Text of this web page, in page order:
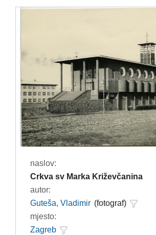
naslov:
Crkva sv Marka Križevčanina
autor:
Guteša, Vladimir (fotograf)
mjesto:
Zagreb